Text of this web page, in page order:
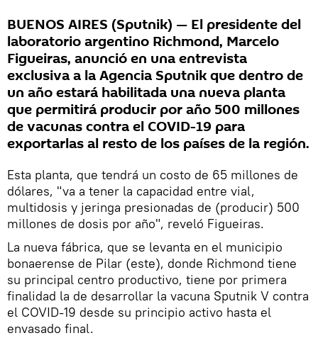
BUENOS AIRES (Sputnik) — El presidente del
laboratorio argentino Richmond, Marcelo
Figueiras, anunció en una entrevista
exclusiva a la Agencia Sputnik que dentro de
un año estará habilitada una nueva planta
que permitirá producir por año 500 millones
de vacunas contra el COVID-19 para
exportarlas al resto de los países de la región.
Esta planta, que tendrá un costo de 65 millones de
dólares, "va a tener la capacidad entre vial,
multidosis y jeringa presionadas de (producir) 500
millones de dosis por año", reveló Figueiras.
La nueva fábrica, que se levanta en el municipio
bonaerense de Pilar (este), donde Richmond tiene
su principal centro productivo, tiene por primera
finalidad la de desarrollar la vacuna Sputnik V contra
el COVID-19 desde su principio activo hasta el
envasado final.